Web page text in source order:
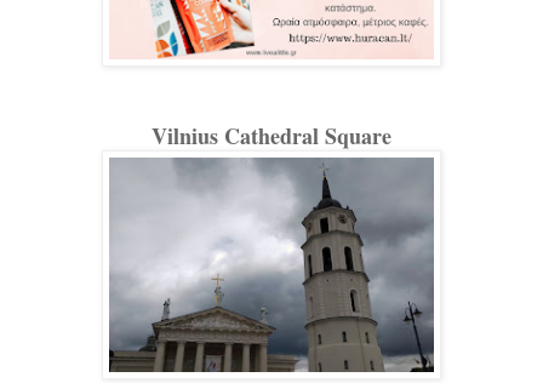
Vilnius Cathedral Square